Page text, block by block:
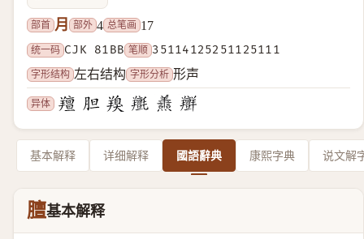
部首 月 部外 4 总笔画 17
统一码 CJK 81BB 笔顺 35114125251125111
字形结构 左右结构 字形分析 形声
异体
基本解释 详细解释 國語辭典 康熙字典 说文解
膻基本解释